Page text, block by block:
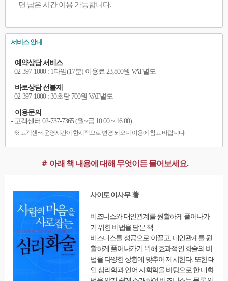
면 남은 시간 이용 가능합니다.
서비스 안내
예약상담 서비스
- 02-397-1000 : 1타임(17분) 이용료 23,800원 VAT별도
바로상담 선불제
- 02-397-1000 : 30초당 700원 VAT별도
이용문의
- 고객센터 02-737-7365 (월~금 10:00 ~ 16:00)
※ 고객센터 운영시간이 한시적으로 변경 되오니 이용에 참고 바랍니다.
＃ 아래 책 내용에 대해 무엇이든 물어보세요.
사이토 이사무 著
비즈니스와 대인관계를 원활하게 풀어나가
기 위한 비법을 담은 책
비즈니스를 성공으로 이끌고, 대인관계를 원
활하게 풀어나가기 위해 효과적인 화술의 비
법을 다양한 상황에 맞추어 제시한다. 또한 대
인 심리학과 언어 사회학을 바탕으로 한 대화